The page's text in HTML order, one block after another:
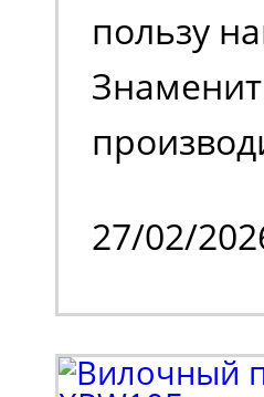
пользу
Клиенту
парк
27/02/